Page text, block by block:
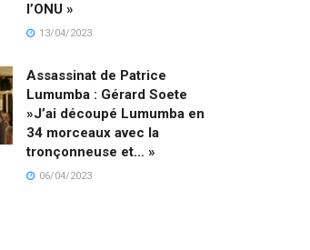
l’ONU »
13/04/2023
Assassinat de Patrice
Lumumba : Gérard Soete
»J’ai découpé Lumumba en
34 morceaux avec la
tronçonneuse et… »
06/04/2023